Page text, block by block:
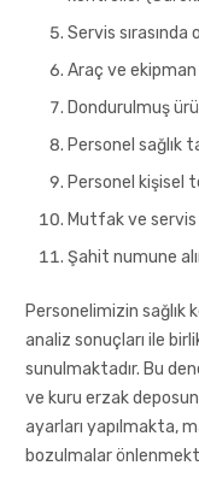
Servis
Araç ve
Dondurulmuş
Personel sağlık
Personel kişisel
Mutfak ve servis
Şahit numune
Personelimizin sağlık
analiz sonuçları ile
sunulmaktadır. Bu
ve kuru erzak
ayarları yapılmakta,
bozulmalar